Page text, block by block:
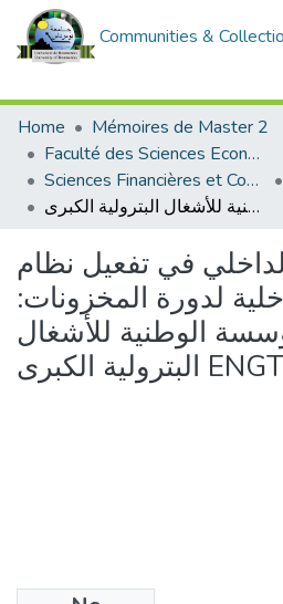
Communities &
Home
Mémoires de Master 2
Faculté des Sciences Economiques, Commerciales et des Sciences de Gestion
Sciences Financières et Comptabilité
دور التدقيق الداخلي في تفعيل نظام الرقابة الداخلية لدورة المخزونات: دراسة حالة المؤسسة الوطنية للأشغال البترولية الكبرى ENGT
في تفعيل نظام
لدورة المخزونات:
الوطنية للأشغال
البترولية الكبرى ENGT